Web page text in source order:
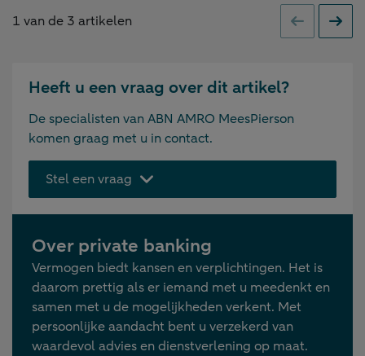
1 van de 3 artikelen Vorige
Heeft u een vraag over dit artikel?
De specialisten van ABN AMRO MeesPierson
komen graag met u in contact.
Stel een vraag
Over private banking
Vermogen biedt kansen en verplichtingen. Het is
daarom prettig als er iemand met u meedenkt en
samen met u de mogelijkheden verkent. Met
persoonlijke aandacht bent u verzekerd van
waardevol advies en dienstverlening op maat.